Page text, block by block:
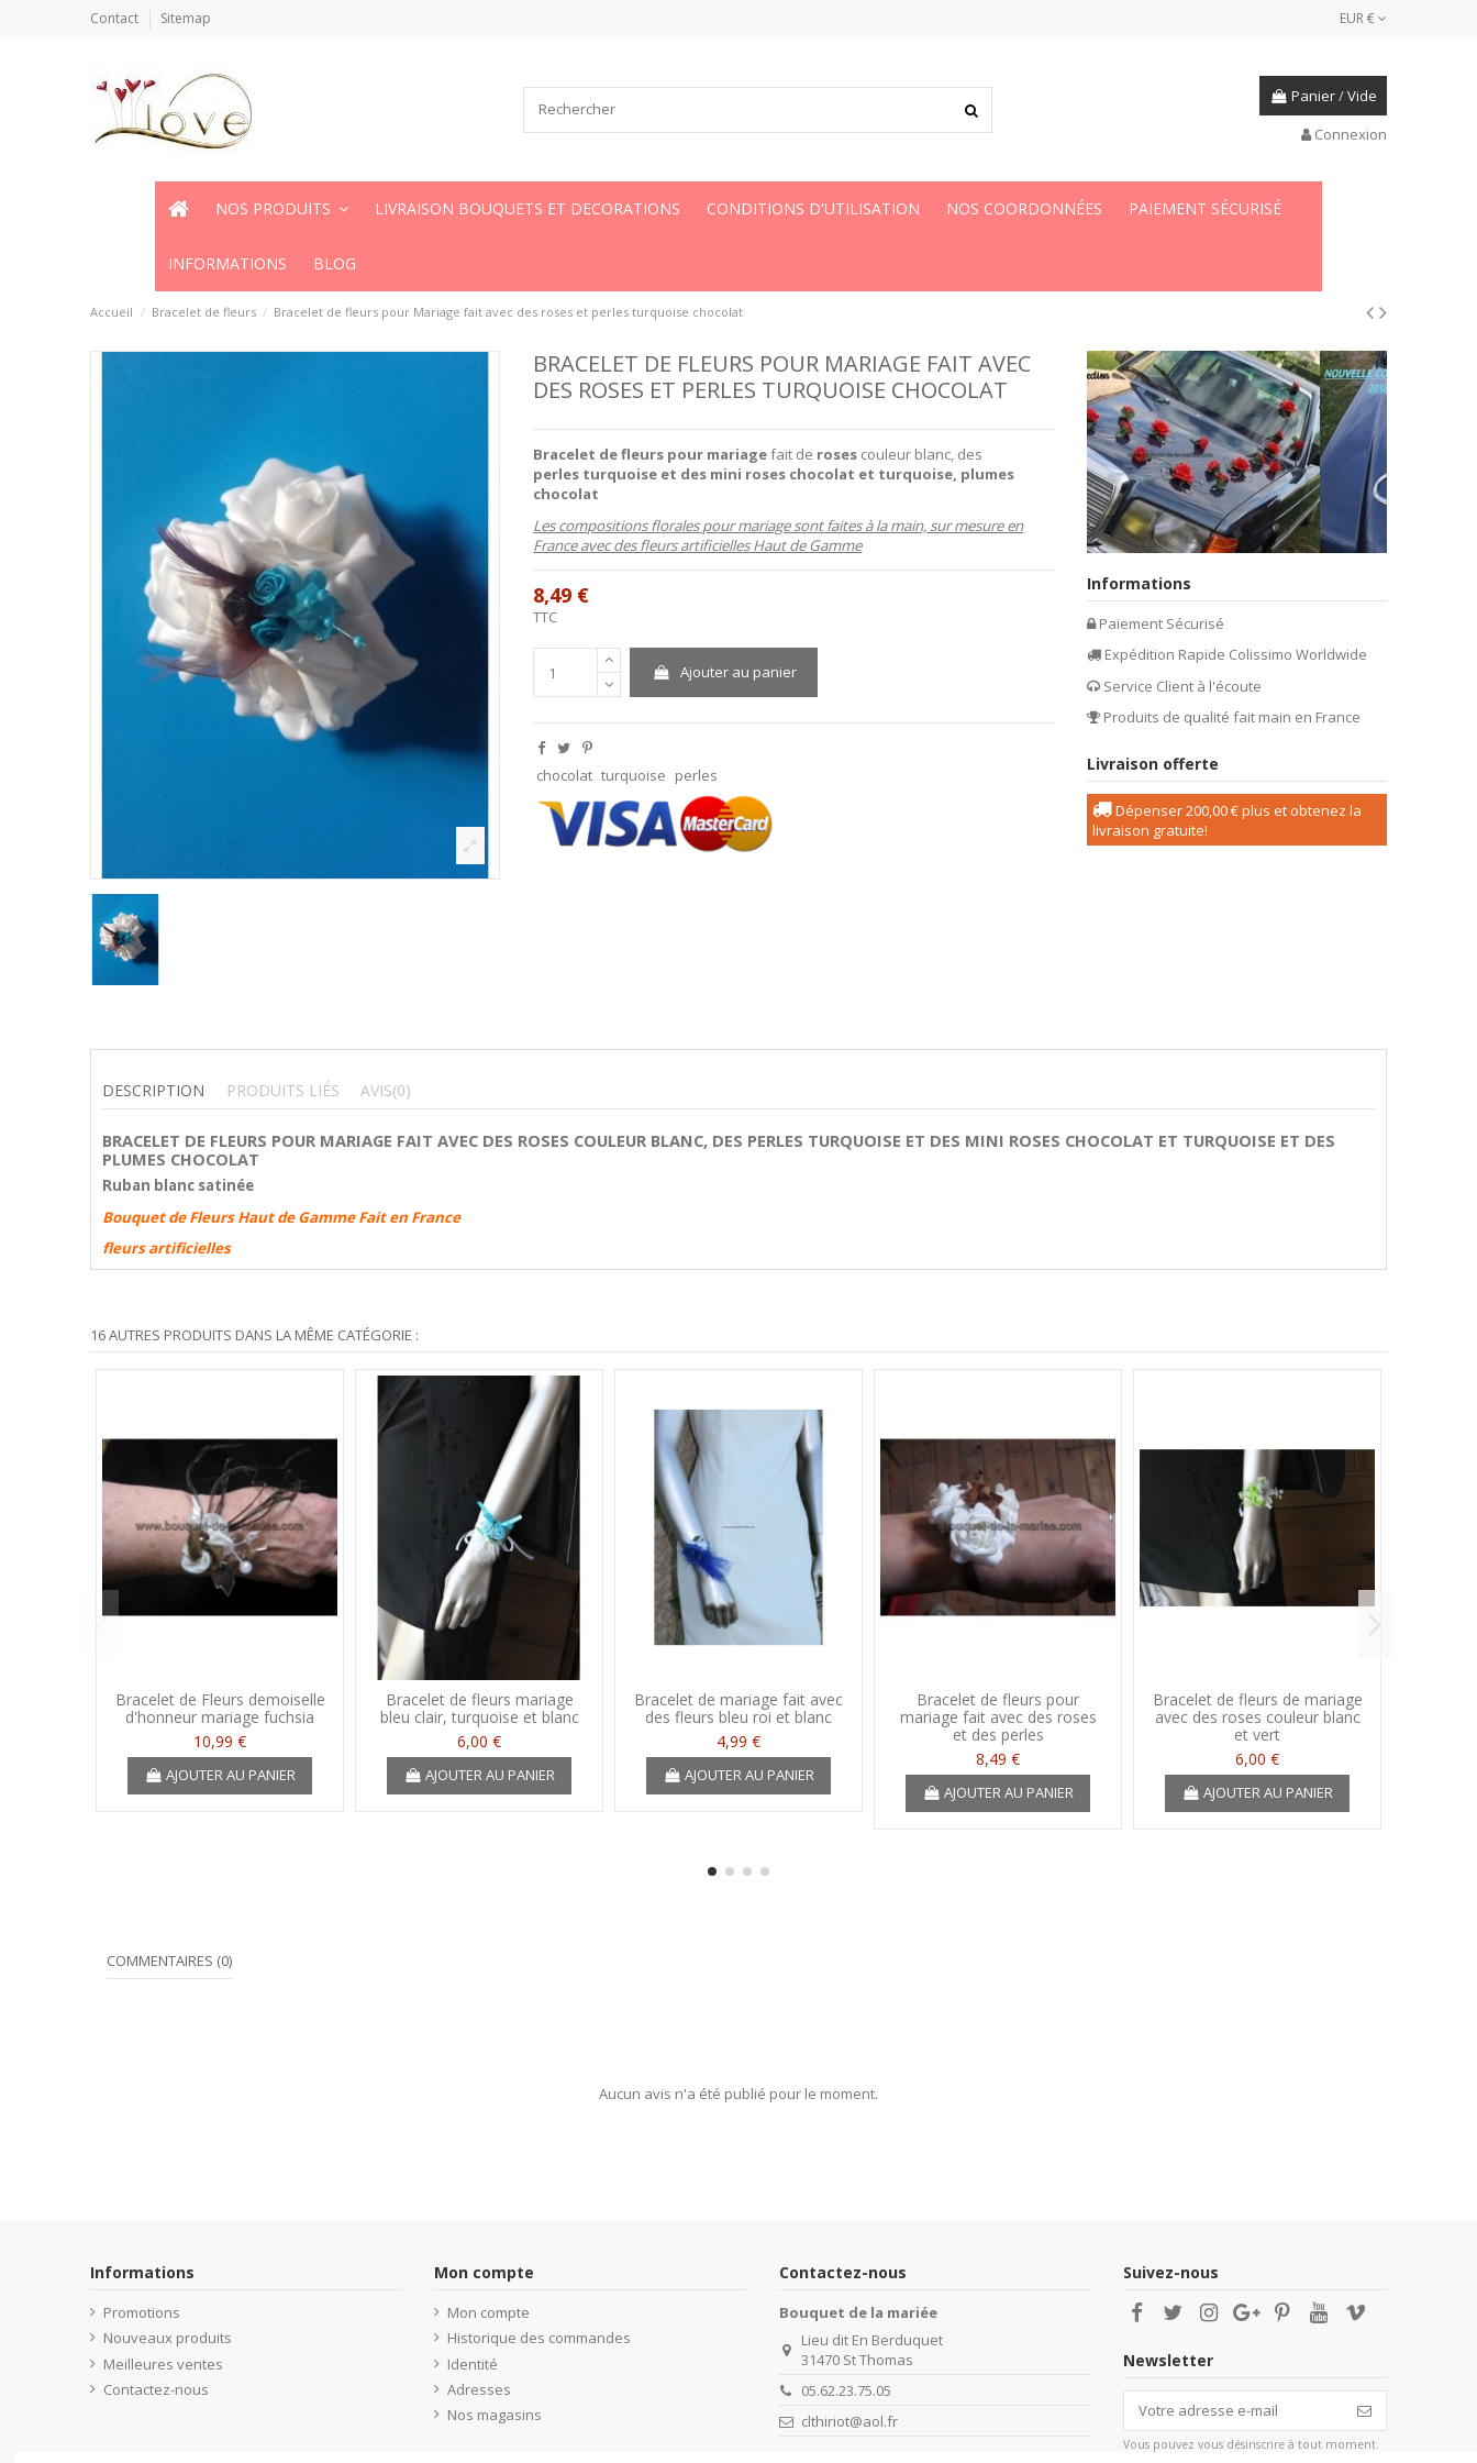
Contact Sitemap EUR €
Panier/Vide
Connexion
NOS PRODUITS LIVRAISON BOUQUETS ET DECORATIONS CONDITIONS D'UTILISATION NOS COORDONNÉES PAIEMENT SÉCURISÉ
INFORMATIONS BLOG
Accueil Bracelet de fleurs Bracelet de fleurs pour Mariage fait avec des roses et perles turquoise chocolat
BRACELET DE FLEURS POUR MARIAGE FAIT AVEC
DES ROSES ET PERLES TURQUOISE CHOCOLAT
Bracelet de fleurs pour mariagefait de roses couleur blanc, des
perles turquoise et des mini roses chocolat et turquoise, plumes
chocolat
Les compositions florales pour mariage sont faites à la main, sur mesure en
France avec des fleurs artificielles Haut de Gamme
8,49 €
TTC
Ajouter au panier
chocolat turquoise perles
Informations
Paiement Sécurisé
Expédition Rapide Colissimo Worldwide
Service Client à l'écoute
Produits de qualité fait main en France
Livraison offerte
Dépenser200,00 €plus et obtenez la
livraison gratuite!
DESCRIPTION PRODUITS LIÉS AVIS(0)
BRACELET DE FLEURS POUR MARIAGE FAIT AVEC DES ROSES COULEUR BLANC, DES PERLES TURQUOISE ET DES MINI ROSES CHOCOLAT ET TURQUOISE ET DES
PLUMES CHOCOLAT
Ruban blanc satinée
Bouquet de Fleurs Haut de Gamme Fait en France
fleurs artificielles
16 AUTRES PRODUITS DANS LA MÊME CATÉGORIE :
Bracelet de Fleurs demoiselle
d'honneur mariage fuchsia
10,99 €
AJOUTER AU PANIER
Bracelet de fleurs mariage
bleu clair, turquoise et blanc
6,00 €
AJOUTER AU PANIER
Bracelet de mariage fait avec
des fleurs bleu roi et blanc
4,99 €
AJOUTER AU PANIER
Bracelet de fleurs pour
mariage fait avec des roses
et des perles
8,49 €
AJOUTER AU PANIER
Bracelet de fleurs de mariage
avec des roses couleur blanc
et vert
6,00 €
AJOUTER AU PANIER
COMMENTAIRES (0)
Aucun avis n'a été publié pour le moment.
Informations
Promotions
Nouveaux produits
Meilleures ventes
Contactez-nous
Mon compte
Mon compte
Historique des commandes
Identité
Adresses
Nos magasins
Contactez-nous
Bouquet de la mariée
Lieu dit En Berduquet
31470 St Thomas
05.62.23.75.05
clthiriot@aol.fr
Suivez-nous
Newsletter
Vous pouvez vous désinscrire à tout moment.